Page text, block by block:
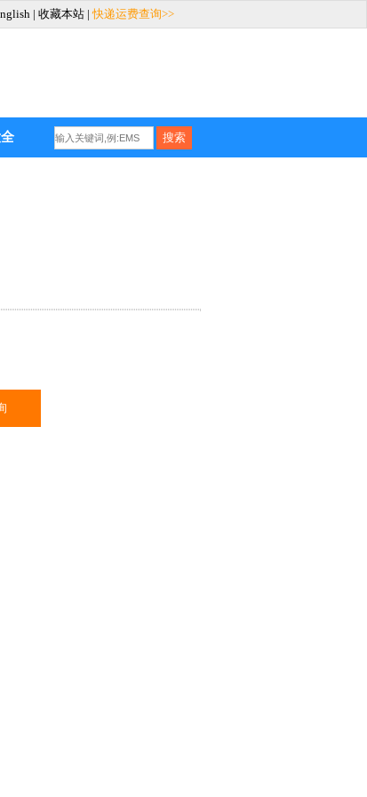
| 收藏本站 |快递运费查询>>